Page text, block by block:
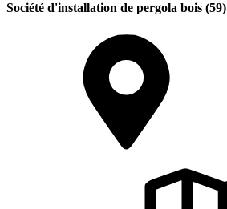
Société d'installation de pergola bois (59)